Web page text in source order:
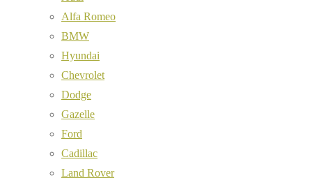
Alfa Romeo
BMW
Hyundai
Chevrolet
Dodge
Gazelle
Ford
Cadillac
Land Rover